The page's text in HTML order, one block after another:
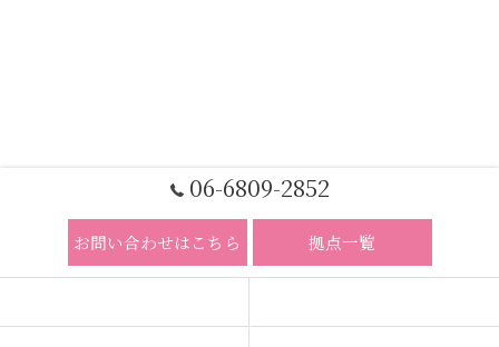
06-6809-2852
お問い合わせはこちら 拠点一覧